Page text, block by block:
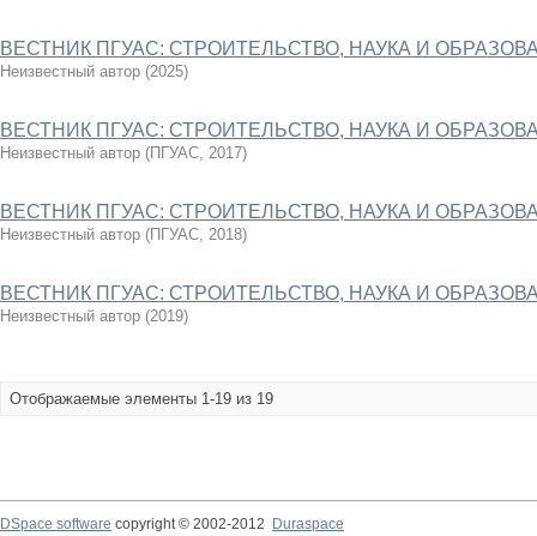
ВЕСТНИК ПГУАС: СТРОИТЕЛЬСТВО, НАУКА И
Неизвестный автор (2025)
ВЕСТНИК ПГУАС: СТРОИТЕЛЬСТВО, НАУКА И
Неизвестный автор (ПГУАС, 2017)
ВЕСТНИК ПГУАС: СТРОИТЕЛЬСТВО, НАУКА И
Неизвестный автор (ПГУАС, 2018)
ВЕСТНИК ПГУАС: СТРОИТЕЛЬСТВО, НАУКА И
Неизвестный автор (2019)
Отображаемые элементы 1-19 из 19
DSpace software copyright © 2002-2012
Duraspace